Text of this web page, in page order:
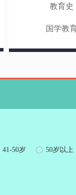
教育史
国学教
41-50岁 ꀐ 50岁以上